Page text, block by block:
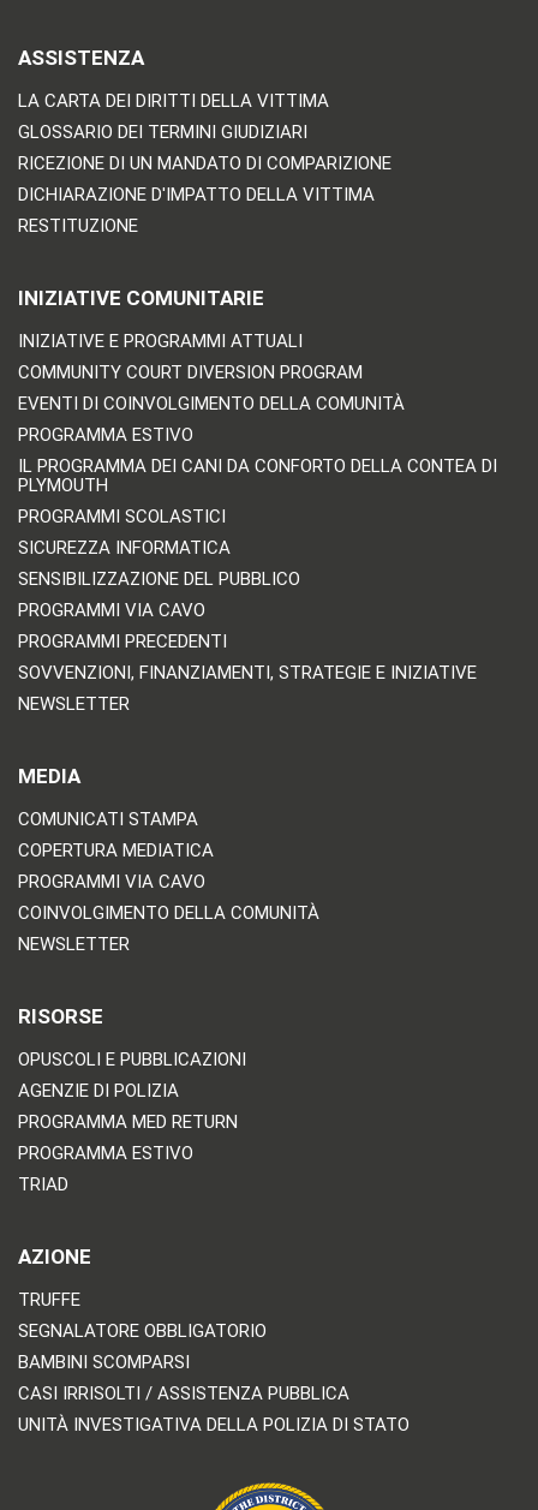
ASSISTENZA
LA CARTA DEI DIRITTI DELLA VITTIMA
GLOSSARIO DEI TERMINI GIUDIZIARI
RICEZIONE DI UN MANDATO DI COMPARIZIONE
DICHIARAZIONE D'IMPATTO DELLA VITTIMA
RESTITUZIONE
INIZIATIVE COMUNITARIE
INIZIATIVE E PROGRAMMI ATTUALI
COMMUNITY COURT DIVERSION PROGRAM
EVENTI DI COINVOLGIMENTO DELLA COMUNITÀ
PROGRAMMA ESTIVO
IL PROGRAMMA DEI CANI DA CONFORTO DELLA CONTEA DI
PLYMOUTH
PROGRAMMI SCOLASTICI
SICUREZZA INFORMATICA
SENSIBILIZZAZIONE DEL PUBBLICO
PROGRAMMI VIA CAVO
PROGRAMMI PRECEDENTI
SOVVENZIONI, FINANZIAMENTI, STRATEGIE E INIZIATIVE
NEWSLETTER
MEDIA
COMUNICATI STAMPA
COPERTURA MEDIATICA
PROGRAMMI VIA CAVO
COINVOLGIMENTO DELLA COMUNITÀ
NEWSLETTER
RISORSE
OPUSCOLI E PUBBLICAZIONI
AGENZIE DI POLIZIA
PROGRAMMA MED RETURN
PROGRAMMA ESTIVO
TRIAD
AZIONE
TRUFFE
SEGNALATORE OBBLIGATORIO
BAMBINI SCOMPARSI
CASI IRRISOLTI / ASSISTENZA PUBBLICA
UNITÀ INVESTIGATIVA DELLA POLIZIA DI STATO